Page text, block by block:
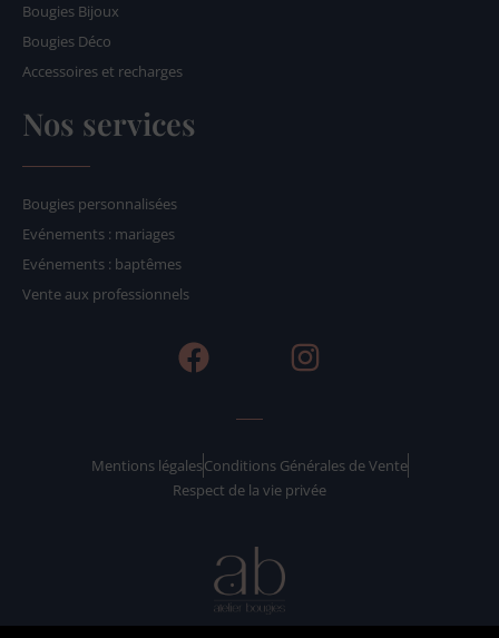
Bougies Bijoux
Bougies Déco
Accessoires et recharges
Nos services
Bougies personnalisées
Evénements : mariages
Evénements : baptêmes
Vente aux professionnels
F
a
b
o
I
n
a
g
Mentions légalesConditions Générales de Vente
Respect de la vie privée